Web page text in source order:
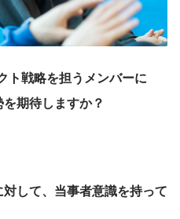
ト戦略を担うメンバーに
期待しますか？
して、当事者意識を持って